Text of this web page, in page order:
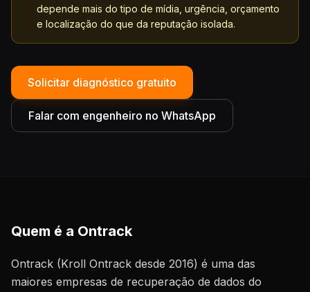
depende mais do tipo de mídia, urgência, orçamento
e localização do que da reputação isolada.
Solicitar diagnóstico gratuito
Falar com engenheiro no WhatsApp
Quem é a Ontrack
Ontrack (Kroll Ontrack desde 2016) é uma das
maiores empresas de recuperação de dados do